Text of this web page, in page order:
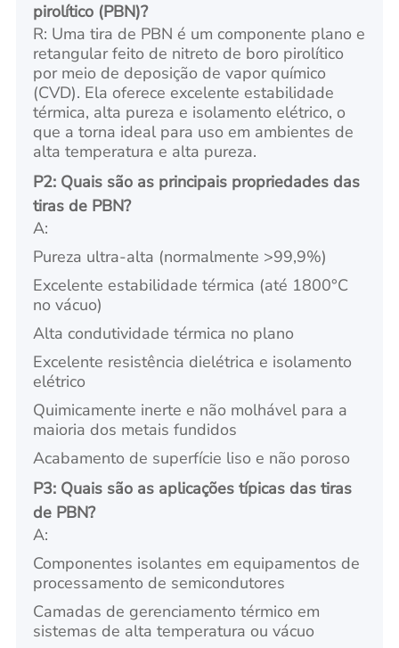
pirolítico (PBN)?
R: Uma tira de PBN é um componente plano e
retangular feito de nitreto de boro pirolítico
por meio de deposição de vapor químico
(CVD). Ela oferece excelente estabilidade
térmica, alta pureza e isolamento elétrico, o
que a torna ideal para uso em ambientes de
alta temperatura e alta pureza.
P2: Quais são as principais propriedades das
tiras de PBN?
A:
Pureza ultra-alta (normalmente >99,9%)
Excelente estabilidade térmica (até 1800°C
no vácuo)
Alta condutividade térmica no plano
Excelente resistência dielétrica e isolamento
elétrico
Quimicamente inerte e não molhável para a
maioria dos metais fundidos
Acabamento de superfície liso e não poroso
P3: Quais são as aplicações típicas das tiras
de PBN?
A:
Componentes isolantes em equipamentos de
processamento de semicondutores
Camadas de gerenciamento térmico em
sistemas de alta temperatura ou vácuo